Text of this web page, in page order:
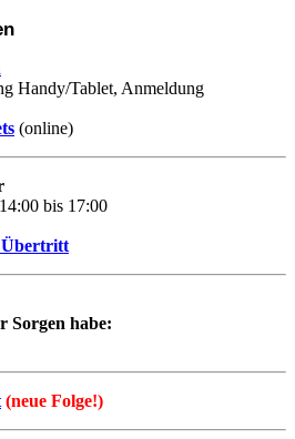
Handy/Tablet, Anmeldung
(online)
bis 17:00
Übertritt
Sorgen habe:
(neue Folge!)